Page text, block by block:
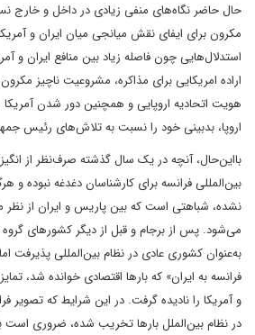
حال حاضر نگاه‌های منفی زیادی در داخل و خارج
مکرون برای ایفای نقش میانجی میان ایران و
استدلال‌هایی چون فاصله زیاد بین منافع ایران و
اراده امریکایی برای مذاکره، مشروعیت ناچیز
هویت اتحادیه اروپایی و همچنین دور شدن
اروپا، بدبینی خود را نسبت به تلاش‌های رئیس
بااین‌حال، آنچه در یک سال گذشته صرف‌نظر از
بین‌المللی فرانسه برای کارشناسان دغدغه نبوده و
نشده، شباهتی است که بین پاریس و ایران از نظر
می‌شود. پس از برجام و قبل از دیگر کشورهای گروه
به‌عنوان کشوری عادی در نظام بین‌المللی پذیرفت اما
فرانسه به ایران» که بارها اقتصادی خوانده شد،
و آمریکا را نادیده گرفت. در این شرایط که تصویر
در نظام بین‌الملل بارها تخریب شده، ضروری است